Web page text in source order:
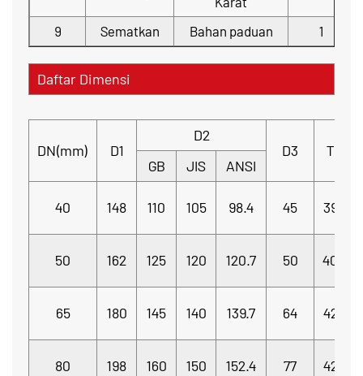
9 Sematkan Bahan paduan 1
Daftar Dimensi
DN(mm) D1
D2
D3
T
GB
JIS ANSI
40 148 110 105 98.4 45 39
50 162 125 120 120.7 50 40
65 180 145 140 139.7 64 42
80 198 160 150 152.4 77 42